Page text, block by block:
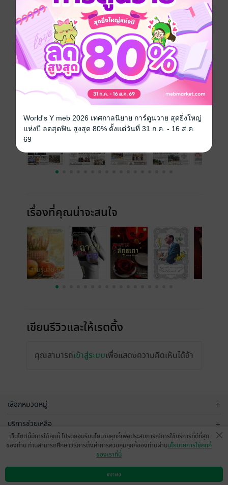
ประเภทไฟล์ pdf
วันที่วางขาย 29 พฤษภาคม 2565
ความยาว 16 หน้า
ราคาปก 10 บาท
ฉบับย้อนหลัง ดูทั้งหมด
เรื่องที่คุณน่าจะสนใจ
เขียนรีวิวและให้เรตติ้ง
คุณสามารถเข้าสู่ระบบเพื่อแสดงความคิดเห็นได้จ้า
เลือกหมวดหมู่ +
บริการช่วยเหลือ +
เกี่ยวกับเรา
ดาวน์โหลดแอป วิธีการใช้งาน ติดต่อเรา
เว็บไซต์นี้มีการใช้คุกกี้ โปรดยอมรับนโยบายคุกกี้เพื่อประสบการณ์การใช้บริการที่ดีที่สุด
ของท่าน ท่านสามารถศึกษาวิธีการตั้งค่าการควบคุมคุกกี้ของท่านผ่านนโยบายการใช้คุกกี้
ของเราที่นี่
ตกลง
World's Y meb 2026 เทศกาลนิยาย การ์ตูนวาย สุดยิ่งใหญ่
แห่งปี ลดสุดฟิน สูงสุด 80% ตั้งแต่วันที่ 31 ก.ค. - 16 ส.ค.
69